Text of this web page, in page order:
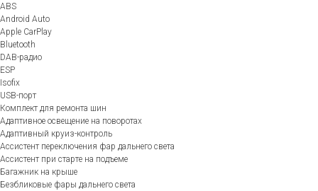
ABS
Android Auto
Apple CarPlay
Bluetooth
DAB-радио
ESP
Isofix
USB-порт
Комплект для ремонта шин
Адаптивное освещение на поворотах
Адаптивный круиз-контроль
Ассистент переключения фар дальнего света
Ассистент при старте на подъеме
Багажник на крыше
Безбликовые фары дальнего света